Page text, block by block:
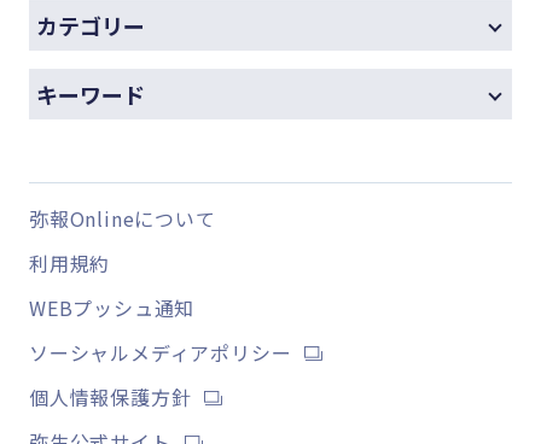
カテゴリー
キーワード
弥報Onlineについて
利用規約
WEBプッシュ通知
ソーシャルメディアポリシー
個人情報保護方針